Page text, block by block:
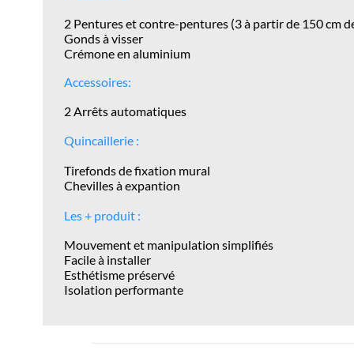
2 Pentures et contre-pentures (3 à partir de 150 cm
Gonds à visser
Crémone en aluminium
Accessoires:
2 Arrêts automatiques
Quincaillerie :
Tirefonds de fixation mural
Chevilles à expantion
Les + produit :
Mouvement et manipulation simplifiés
Facile à installer
Esthétisme préservé
Isolation performante